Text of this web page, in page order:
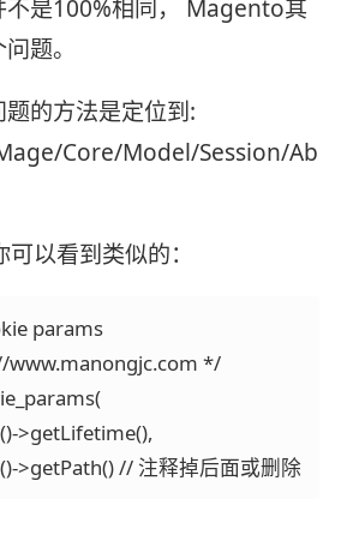
不是100%相同， Magento其
题。
的方法是定位到:
Core/Model/Session/
以看到类似的：
params
www.manongjc.com */
>getLifetime(),